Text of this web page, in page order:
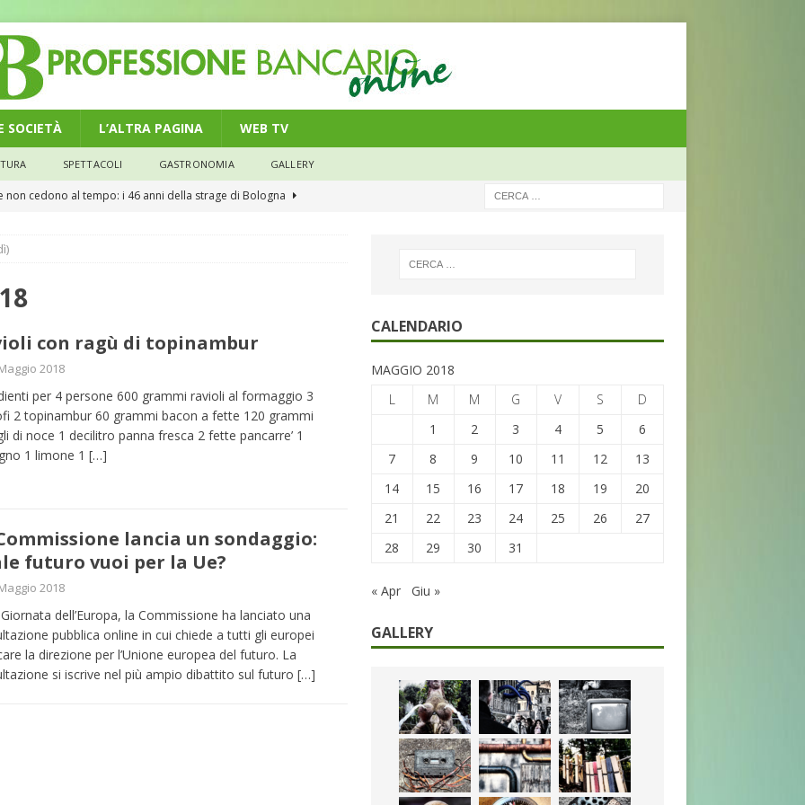
SOCIETÀ L’ALTRA PAGINA WEB TV
SPETTACOLI GASTRONOMIA GALLERY
non cedono al tempo: i 46 anni della strage di Bologna
modello di equilibrio nel credito. Debiti più leggeri e rate sotto
num.16/2026 – Legge di Bilancio 2026 – Il nuovo limite di 5000
in denaro, ma anche i benefit aziendali
DIRITTI E SOCIETÀ
caregiver: la sfida quotidiana dell’assistenza tra ferie e rinunce
con ragù di topinambur
2018
per 4 persone 600 grammi ravioli al formaggio 3
2 topinambur 60 grammi bacon a fette 120 grammi
di noce 1 decilitro panna fresca 2 fette pancarre’ 1
1 limone 1 […]
lancia un sondaggio:
futuro vuoi per la Ue?
2018
dell’Europa, la Commissione ha lanciato una
pubblica online in cui chiede a tutti gli europei
la direzione per l’Unione europea del futuro. La
si iscrive nel più ampio dibattito sul futuro […]
CALENDARIO
MAGGIO 2018
L
M M G V S
D
1
2 3 4 5
6
7
8 9 10 11 12
13
14
15 16 17 18 19
20
21
22 23 24 25 26
27
28
29 30 31
« Apr Giu »
GALLERY